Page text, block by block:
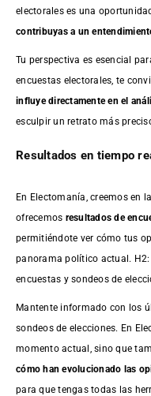
electorales es una
contribuyas a un
Tu perspectiva es esencial
encuestas electorales, te
influye directamente en el
esculpir un retrato más
Resultados en tiempo
En Electomanía, creemos en
ofrecemos resultados de
permitiéndote ver cómo tus
panorama político actual.
encuestas y sondeos de
Mantente informado con los
sondeos de elecciones. En
momento actual, sino que
cómo han evolucionado las
para que tengas todas las